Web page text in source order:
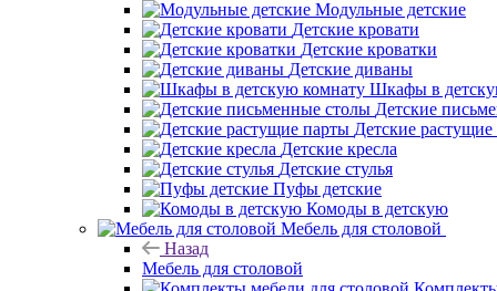
Модульные детские
Детские кровати
Детские кроватки
Детские диваны
Шкафы в
Детские
Детские
Детские кресла
Детские стулья
Пуфы детские
Комоды в детскую
Мебель для столовой
Назад
Мебель для столовой